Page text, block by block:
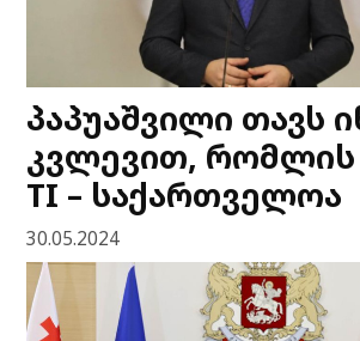
პაპუაშვილი თავს
კვლევით, რომლის
TI – საქართველოა
30.05.2024